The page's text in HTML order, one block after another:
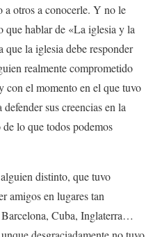
otros a conocerle. Y no le
que hablar de «La iglesia y la
la iglesia debe responder
realmente comprometido
con el momento en el que tuvo
sus creencias en la
lo que todos podemos
distinto, que tuvo
amigos en lugares tan
Cuba, Inglaterra…